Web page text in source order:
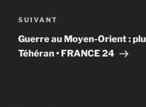
Article
suivant
SUIVANT
Guerre au Moyen-Orient :
Téhéran • FRANCE 24